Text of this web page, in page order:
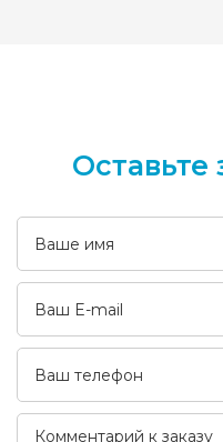
Оставьте